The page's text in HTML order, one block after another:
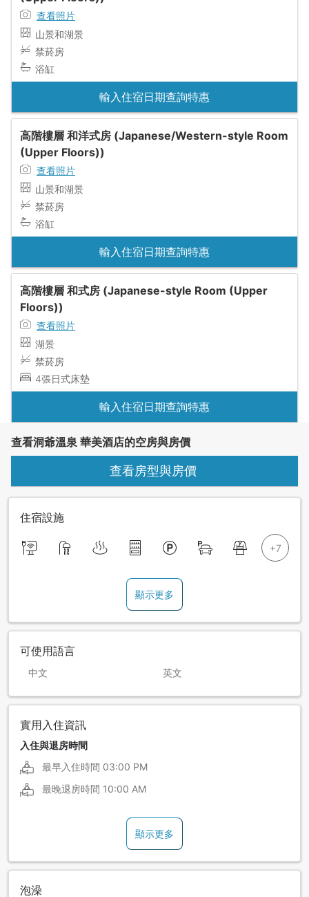
查看照片
山景和湖景
禁菸房
浴缸
輸入住宿日期查詢特惠
高階樓層 和洋式房 (Japanese/Western-style Room
(Upper Floors))
查看照片
山景和湖景
禁菸房
浴缸
輸入住宿日期查詢特惠
高階樓層 和式房 (Japanese-style Room (Upper
Floors))
查看照片
湖景
禁菸房
4張日式床墊
輸入住宿日期查詢特惠
查看洞爺溫泉 華美酒店的空房與房價
查看房型與房價
住宿設施
顯示更多
可使用語言
中文 英文
實用入住資訊
入住與退房時間
最早入住時間 03:00 PM
最晚退房時間 10:00 AM
顯示更多
泡澡